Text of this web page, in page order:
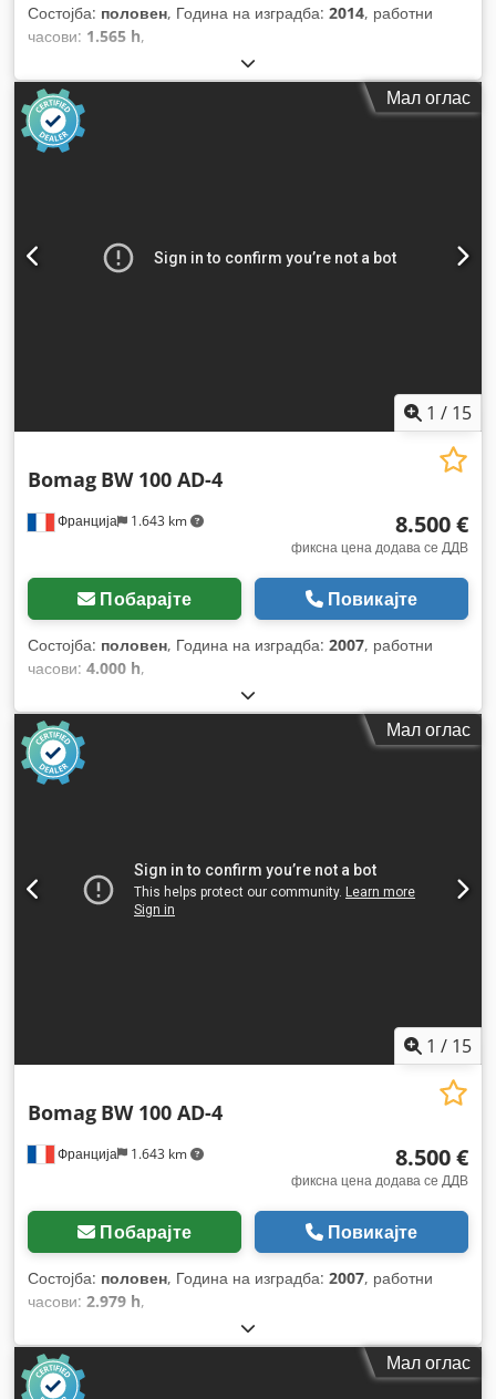
Состојба: половен, Година на изградба: 2014, работни
часови: 1.565 h,
Мал оглас
1 / 15
Франција 1.643 km
Bomag BW 100 AD-4
8.500 €
фиксна цена додава се ДДВ
Побарајте Повикајте
Состојба: половен, Година на изградба: 2007, работни
часови: 4.000 h,
Мал оглас
1 / 15
Франција 1.643 km
Bomag BW 100 AD-4
8.500 €
фиксна цена додава се ДДВ
Побарајте Повикајте
Состојба: половен, Година на изградба: 2007, работни
часови: 2.979 h,
Мал оглас